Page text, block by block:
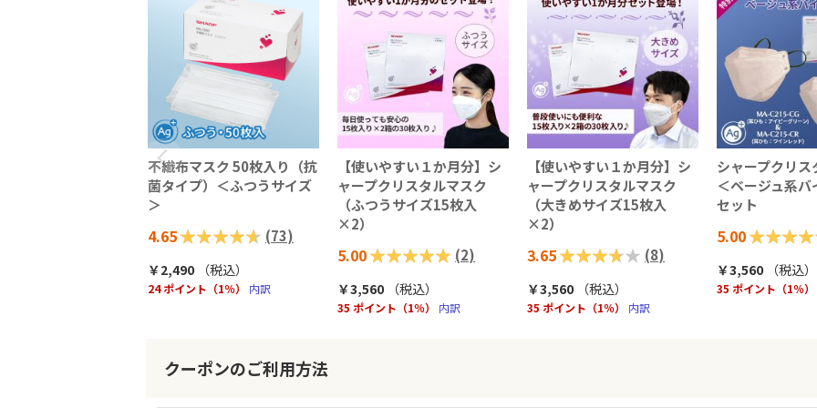
不織布マスク 50枚入り（抗
菌タイプ）＜ふつうサイズ
＞
評価:
4.65
93%
(73)
￥2,490 （税込）
24 ポイント（1％） 内訳
【使いやすい１か月分】シ
ャープクリスタルマスク
（ふつうサイズ15枚入
×2）
評価:
5.00
100%
(2)
￥3,560 （税込）
35 ポイント（1％） 内訳
【使いやすい１か月分】シ
ャープクリスタルマスク
（大きめサイズ15枚入
×2）
評価:
3.65
73%
(8)
￥3,560 （税込）
35 ポイント（1％） 内訳
シャープクリス
＜ベージュ系バ
セット
評価:
5.00
100%
￥3,560 （税込）
35 ポイント（1％）
クーポンのご利用方法